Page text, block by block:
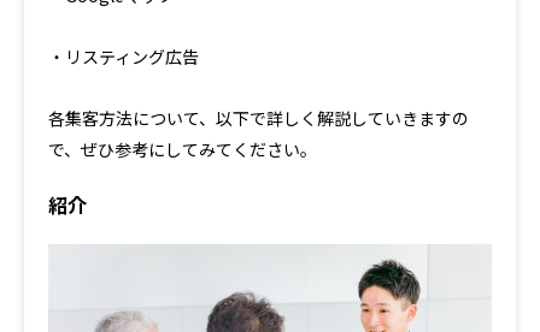
・リスティング広告
各集客方法について、以下で詳しく解説していきますの
で、ぜひ参考にしてみてください。
紹介